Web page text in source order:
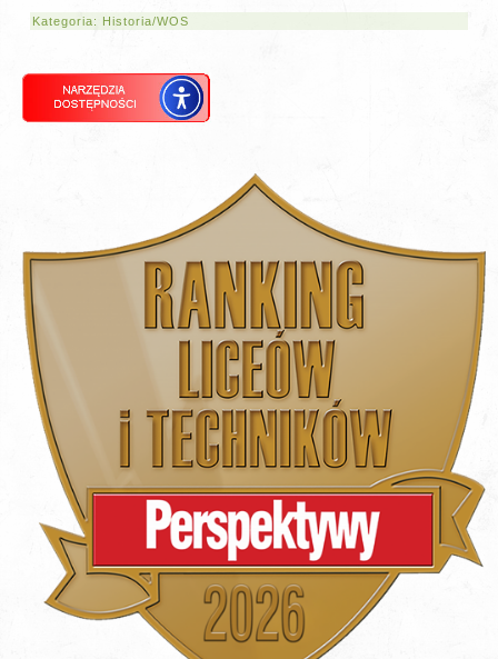
Kategoria: Historia/WOS